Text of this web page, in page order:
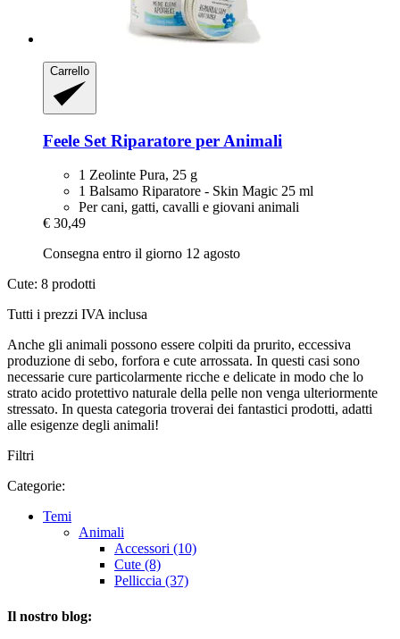
Carrello
Feele Set Riparatore per Animali
1 Zeolinte Pura, 25 g
1 Balsamo Riparatore - Skin Magic 25 ml
Per cani, gatti, cavalli e giovani animali
€ 30,49
Consegna entro il giorno 12 agosto
Cute: 8 prodotti
Tutti i prezzi IVA inclusa
Anche gli animali possono essere colpiti da prurito, eccessiva
produzione di sebo, forfora e cute arrossata. In questi casi sono
necessarie cure particolarmente ricche e delicate in modo che lo
strato acido protettivo naturale della pelle non venga ulteriormente
stressato. In questa categoria troverai dei fantastici prodotti, adatti
alle esigenze degli animali!
Filtri
Categorie:
Temi
Animali
Accessori (10)
Cute (8)
Pelliccia (37)
Il nostro blog: